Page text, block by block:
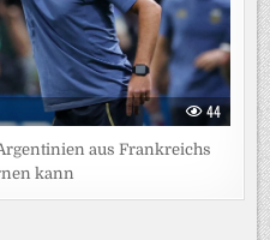
44
aus Frankreichs
kann